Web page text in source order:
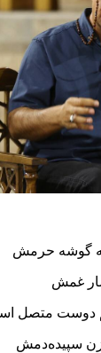
گوشه حرمش
غمش
دوست متصل
سپیده‌دمش